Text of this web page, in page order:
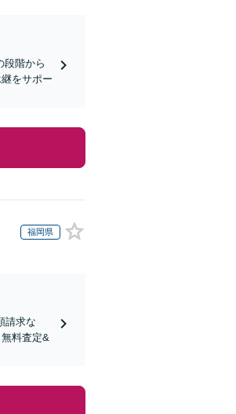
段階から
をサポー
福岡県
請求な
料査定&